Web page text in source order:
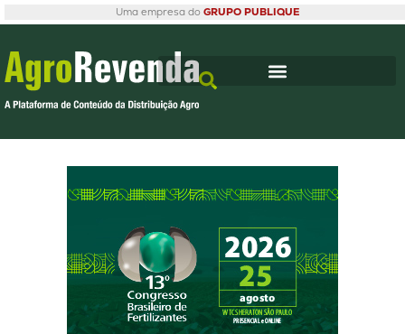
Uma empresa do GRUPO PUBLIQUE